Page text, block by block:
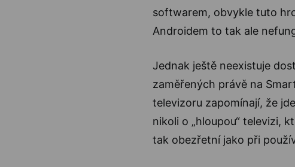
softwarem, obvykle tuto
Androidem to tak ale
Jednak ještě neexistuje
zaměřených právě na
televizoru zapomínají, že
nikoli o „hloupou“ televizi,
tak obezřetní jako při